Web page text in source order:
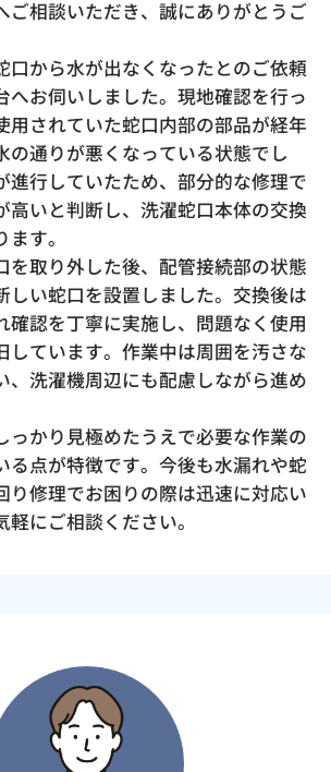
ご相談いただき、誠にありがとうご
口から水が出なくなったとのご依頼
へお伺いしました。現地確認を行っ
用されていた蛇口内部の部品が経年
の通りが悪くなっている状態でし
進行していたため、部分的な修理で
高いと判断し、洗濯蛇口本体の交換
す。
を取り外した後、配管接続部の状態
しい蛇口を設置しました。交換後は
確認を丁寧に実施し、問題なく使用
しています。作業中は周囲を汚さな
、洗濯機周辺にも配慮しながら進め
っかり見極めたうえで必要な作業の
る点が特徴です。今後も水漏れや蛇
り修理でお困りの際は迅速に対応い
にご相談ください。